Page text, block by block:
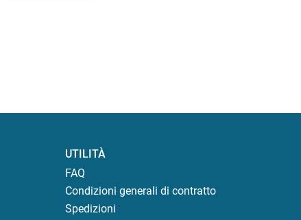
UTILITÀ
FAQ
Condizioni generali di contratto
Spedizioni